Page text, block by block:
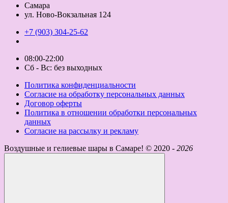
Самара
ул. Ново-Вокзальная 124
+7 (903) 304-25-62
08:00-22:00
Сб - Вс: без выходных
Политика конфиденциальности
Согласие на обработку персональных данных
Договор оферты
Политика в отношении обработки персональных
данных
Согласие на рассылку и рекламу
Воздушные и гелиевые шары в Самаре! © 2020 - 2026